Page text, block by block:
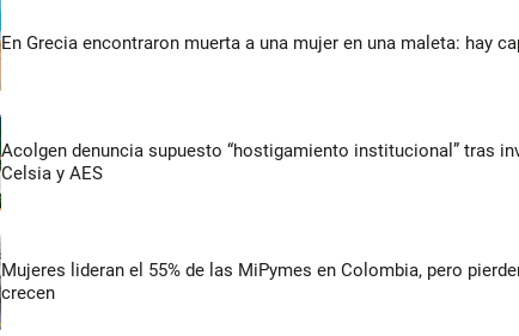
En Grecia encontraron muerta a una mujer en una maleta: hay
Acolgen denuncia supuesto “hostigamiento institucional” tras
Celsia y AES
Mujeres lideran el 55% de las MiPymes en Colombia, pero
crecen